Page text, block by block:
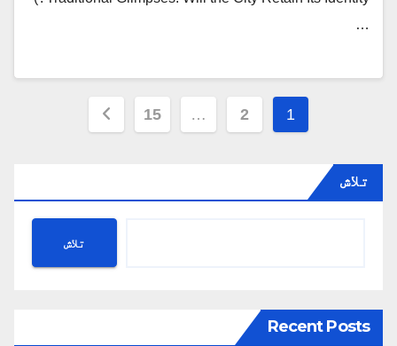
…
Posts
1
2
…
15
تلاش
تلاش
Recent Posts